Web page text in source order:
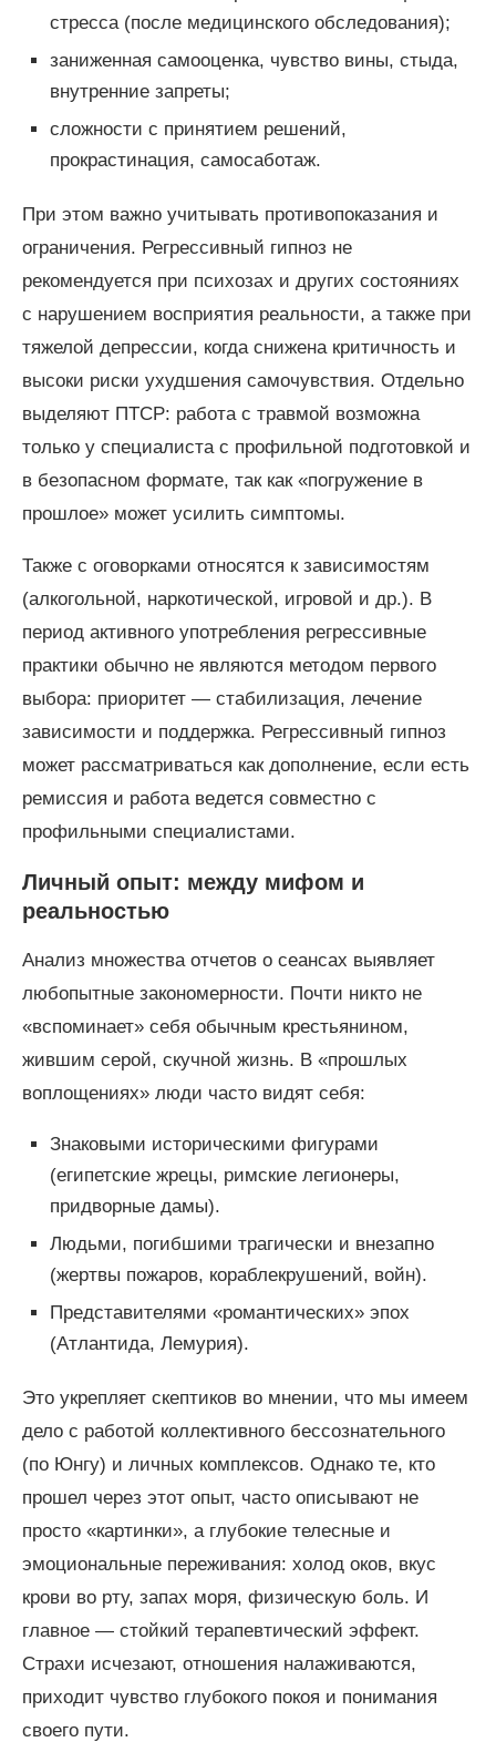
стресса (после медицинского обследования);
заниженная самооценка, чувство вины, стыда,
внутренние запреты;
сложности с принятием решений,
прокрастинация, самосаботаж.
При этом важно учитывать противопоказания и
ограничения. Регрессивный гипноз не
рекомендуется при психозах и других состояниях
с нарушением восприятия реальности, а также при
тяжелой депрессии, когда снижена критичность и
высоки риски ухудшения самочувствия. Отдельно
выделяют ПТСР: работа с травмой возможна
только у специалиста с профильной подготовкой и
в безопасном формате, так как «погружение в
прошлое» может усилить симптомы.
Также с оговорками относятся к зависимостям
(алкогольной, наркотической, игровой и др.). В
период активного употребления регрессивные
практики обычно не являются методом первого
выбора: приоритет — стабилизация, лечение
зависимости и поддержка. Регрессивный гипноз
может рассматриваться как дополнение, если есть
ремиссия и работа ведется совместно с
профильными специалистами.
Личный опыт: между мифом и
реальностью
Анализ множества отчетов о сеансах выявляет
любопытные закономерности. Почти никто не
«вспоминает» себя обычным крестьянином,
жившим серой, скучной жизнь. В «прошлых
воплощениях» люди часто видят себя:
Знаковыми историческими фигурами
(египетские жрецы, римские легионеры,
придворные дамы).
Людьми, погибшими трагически и внезапно
(жертвы пожаров, кораблекрушений, войн).
Представителями «романтических» эпох
(Атлантида, Лемурия).
Это укрепляет скептиков во мнении, что мы имеем
дело с работой коллективного бессознательного
(по Юнгу) и личных комплексов. Однако те, кто
прошел через этот опыт, часто описывают не
просто «картинки», а глубокие телесные и
эмоциональные переживания: холод оков, вкус
крови во рту, запах моря, физическую боль. И
главное — стойкий терапевтический эффект.
Страхи исчезают, отношения налаживаются,
приходит чувство глубокого покоя и понимания
своего пути.